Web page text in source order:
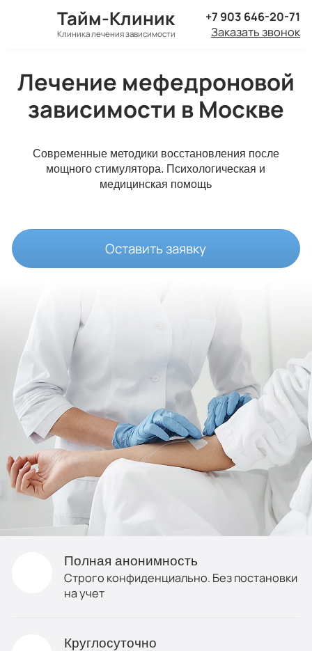
Тайм-Клиник
Клиника лечения зависимости
+7 903 646-20-71
Заказать звонок
Лечение мефедроновой
зависимости в Москве
Современные методики восстановления после
мощного стимулятора. Психологическая и
медицинская помощь
Оставить заявку
Полная анонимность
Строго конфиденциально. Без постановки
на учет
Круглосуточно